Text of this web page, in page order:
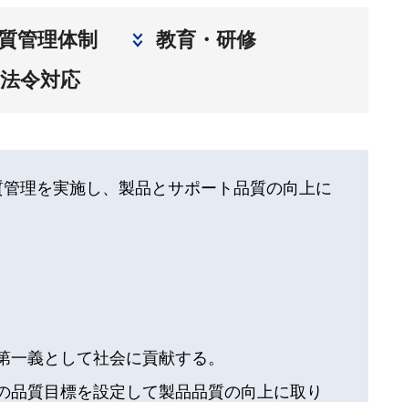
管理体制
教育・研修
令対応
理を実施し、製品とサポート品質の向上に
義として社会に貢献する。
質目標を設定して製品品質の向上に取り